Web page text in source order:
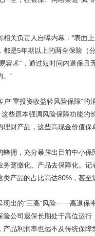
负责人自曝内幕：“表面上
都是5年期以上的两全保险
容术"，通过短时间内退保且
。”
重投资收益轻风险保障”的
这些原本强调风险保障功能
理财产品，这些高现金价值保
拥，充分暴露出目前中小保
务趸缴化、产品去保障化。
产品的占比高达80%，甚至
出的“三高”风险——高退保
险公司退保长期处于高位运
品利润率也远不及传统保障